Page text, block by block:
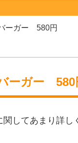
ーガー 580円
ーガー 580
関してあまり詳